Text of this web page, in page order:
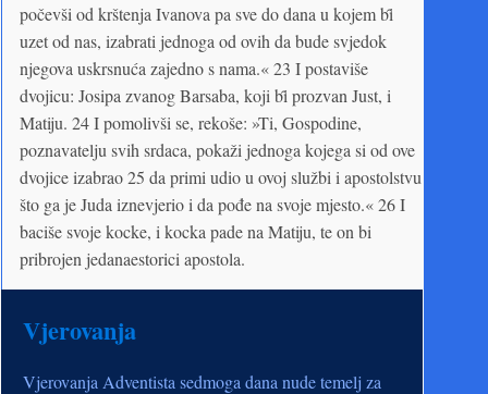
počevši od krštenja Ivanova pa sve do dana u kojem bȋ
uzet od nas, izabrati jednoga od ovih da bude svjedok
njegova uskrsnuća zajedno s nama.« 23 I postaviše
dvojicu: Josipa zvanog Barsaba, koji bȋ prozvan Just, i
Matiju. 24 I pomolivši se, rekoše: »Ti, Gospodine,
poznavatelju svih srdaca, pokaži jednoga kojega si od ove
dvojice izabrao 25 da primi udio u ovoj službi i apostolstvu
što ga je Juda iznevjerio i da pođe na svoje mjesto.« 26 I
baciše svoje kocke, i kocka pade na Matiju, te on bi
pribrojen jedanaestorici apostola.
Vjerovanja
Vjerovanja Adventista sedmoga dana nude temelj za